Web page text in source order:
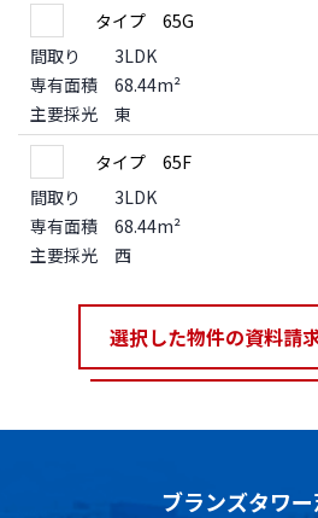
タイプ 65G
間取り
3LDK
専有面積
68.44m²
主要採光
東
タイプ 65F
間取り
3LDK
専有面積
68.44m²
主要採光
西
選択した物件の資料請
ブランズタワ